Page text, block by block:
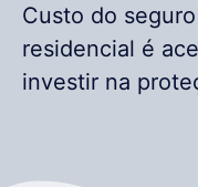
Custo do
residencial é
investir na